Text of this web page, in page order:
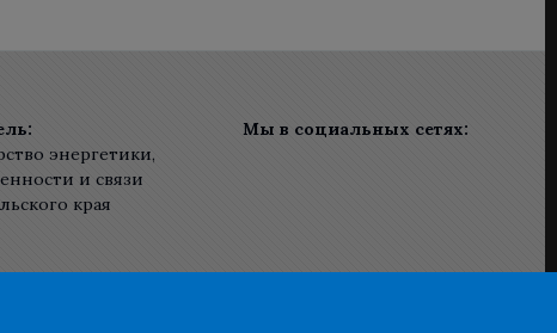
энергетики,
и связи
края
Мы в социальных сетях: